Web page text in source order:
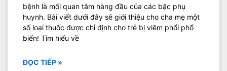
bệnh là mối quan tâm hàng đầu của các bậc phụ
huynh. Bài viết dưới đây sẽ giới thiệu cho cha mẹ một
số loại thuốc được chỉ định cho trẻ bị viêm phổi phổ
biến! Tìm hiểu về
ĐỌC TIẾP »